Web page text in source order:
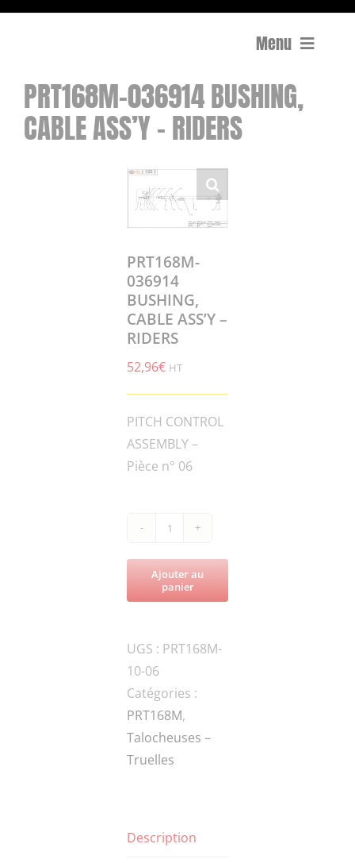
Menu
Compactage
Équipements de chantier
Surfaçage et rectification des sols
PRT168M-036914 BUSHING,
CABLE ASS’Y – RIDERS
PRT168M-
036914
BUSHING,
CABLE ASS’Y –
RIDERS
52,96€ HT
PITCH CONTROL
ASSEMBLY –
Pièce n° 06
quantité
de
PRT168M-
036914
CABLE
-
RIDERS
Ajouter au
panier
UGS : PRT168M-
10-06
Catégories :
PRT168M,
Talocheuses –
Truelles
Description